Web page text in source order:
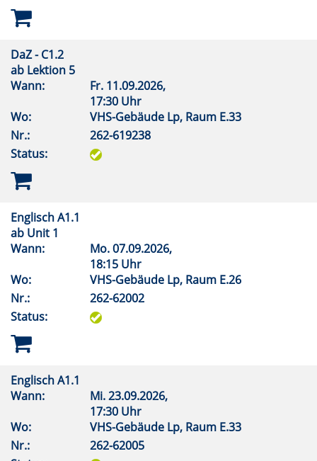
DaZ - C1.2
ab Lektion 5
Wann:
Fr. 11.09.2026,
17:30 Uhr
Wo:
VHS-Gebäude Lp, Raum E.33
Nr.:
262-619238
Status:
Englisch A1.1
ab Unit 1
Wann:
Mo.07.09.2026,
18:15 Uhr
Wo:
VHS-Gebäude Lp, Raum E.26
Nr.:
262-62002
Status:
Englisch A1.1
Wann:
Mi.23.09.2026,
17:30 Uhr
Wo:
VHS-Gebäude Lp, Raum E.33
Nr.:
262-62005